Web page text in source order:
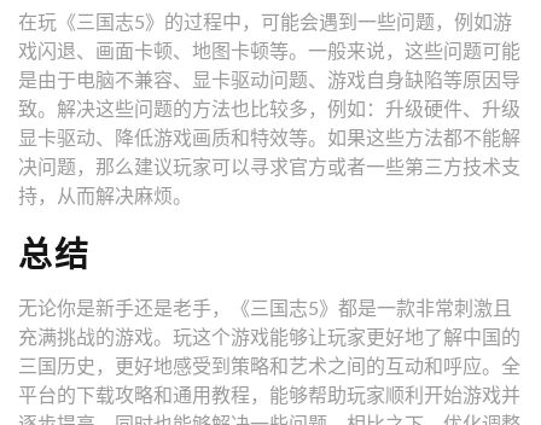
在玩《三国志5》的过程中，可能会遇到一些问题，例如游
戏闪退、画面卡顿、地图卡顿等。一般来说，这些问题可能
是由于电脑不兼容、显卡驱动问题、游戏自身缺陷等原因导
致。解决这些问题的方法也比较多，例如：升级硬件、升级
显卡驱动、降低游戏画质和特效等。如果这些方法都不能解
决问题，那么建议玩家可以寻求官方或者一些第三方技术支
持，从而解决麻烦。
总结
无论你是新手还是老手，《三国志5》都是一款非常刺激且
充满挑战的游戏。玩这个游戏能够让玩家更好地了解中国的
三国历史，更好地感受到策略和艺术之间的互动和呼应。全
平台的下载攻略和通用教程，能够帮助玩家顺利开始游戏并